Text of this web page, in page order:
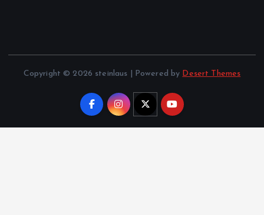
Copyright © 2026 steinlaus | Powered by Desert Themes